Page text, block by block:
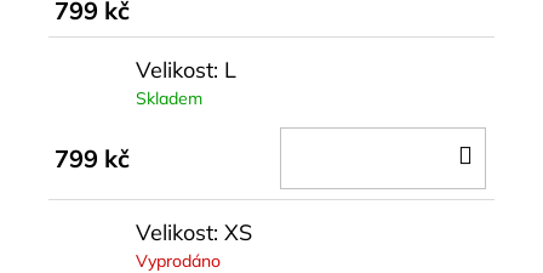
799 kč
Velikost: L
Skladem
799 kč
Velikost: XS
Vyprodáno